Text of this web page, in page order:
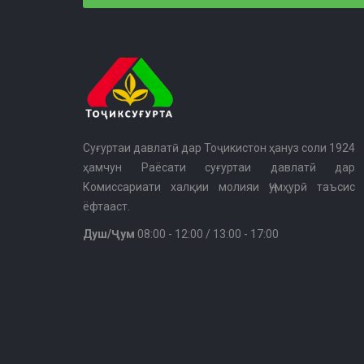
Суғуртаи давлатӣ дар Тоҷикистон ҳануз соли 1924
ҳамчун Раёсати суғуртаи давлатӣ дар
Комиссариати халқии молияи Ҷумҳурӣ таъсис
ёфтааст.
Душ/Ҷум 08:00 - 12:00 / 13:00 - 17:00